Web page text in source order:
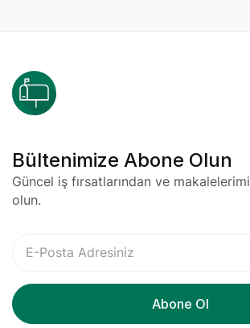
Bültenimize Abone Olun
Güncel iş fırsatlarından ve
olun.